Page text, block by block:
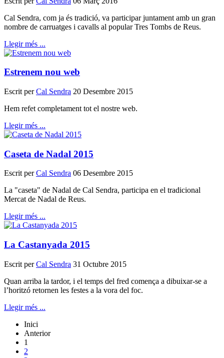
Cal Sendra, com ja és tradició, va participar juntament amb un gran
nombre de carruatges i cavalls al popular Tres Tombs de Reus.
Llegir més ...
Estrenem nou web
Escrit perCal Sendra 20 Desembre 2015
Hem refet completament tot el nostre web.
Llegir més ...
Caseta de Nadal 2015
Escrit perCal Sendra 06 Desembre 2015
La "caseta" de Nadal de Cal Sendra, participa en el tradicional
Mercat de Nadal de Reus.
Llegir més ...
La Castanyada 2015
Escrit perCal Sendra 31 Octubre 2015
Quan arriba la tardor, i el temps del fred comença a dibuixar-se a
l’horitzó retornen les festes a la vora del foc.
Llegir més ...
Inici
Anterior
1
2